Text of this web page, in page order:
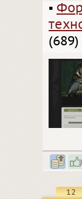
▪
(689)
12